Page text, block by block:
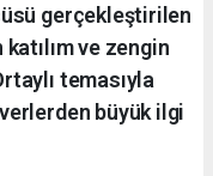
gerçekleştirilen
ve zengin
temasıyla
büyük ilgi